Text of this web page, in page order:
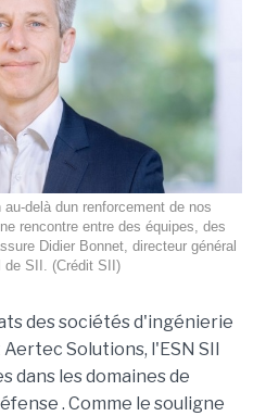
delà dun renforcement de nos
rencontre entre des équipes, des
Didier Bonnet, directeur général
de SII. (Crédit SII)
des sociétés d'ingénierie
Solutions, l'ESN SII
dans les domaines de
. Comme le souligne